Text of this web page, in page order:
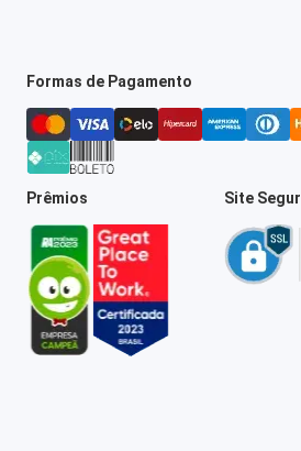
Formas de Pagamento
Prêmios Site